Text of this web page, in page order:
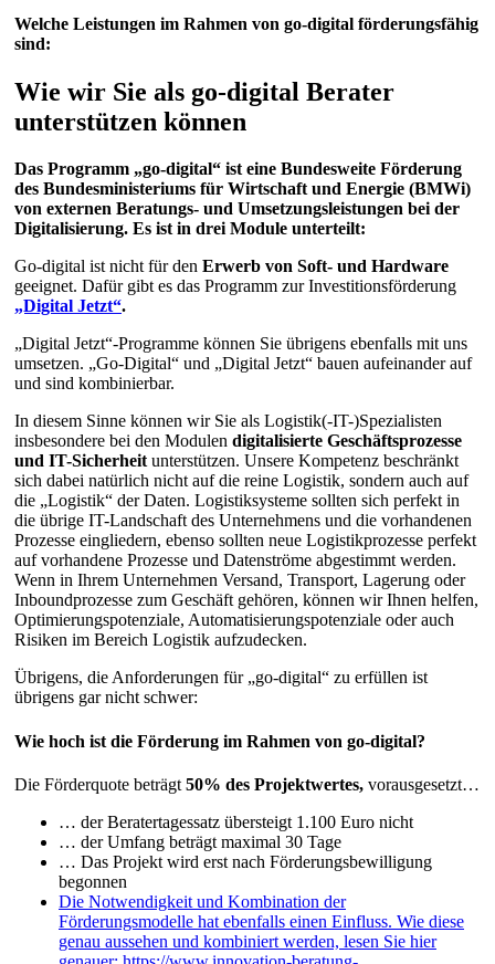
Welche Leistungen im Rahmen von go-digital förderungsfähig
sind:
Wie wir Sie als go-digital Berater
unterstützen können
Das Programm „go-digital“ ist eine Bundesweite Förderung
des Bundesministeriums für Wirtschaft und Energie (BMWi)
von externen Beratungs- und Umsetzungsleistungen bei der
Digitalisierung. Es ist in drei Module unterteilt:
Go-digital ist nicht für den Erwerb von Soft- und Hardware
geeignet. Dafür gibt es das Programm zur Investitionsförderung
„Digital Jetzt“.
„Digital Jetzt“-Programme können Sie übrigens ebenfalls mit uns
umsetzen. „Go-Digital“ und „Digital Jetzt“ bauen aufeinander auf
und sind kombinierbar.
In diesem Sinne können wir Sie als Logistik(-IT-)Spezialisten
insbesondere bei den Modulen digitalisierte Geschäftsprozesse
und IT-Sicherheit unterstützen. Unsere Kompetenz beschränkt
sich dabei natürlich nicht auf die reine Logistik, sondern auch auf
die „Logistik“ der Daten. Logistiksysteme sollten sich perfekt in
die übrige IT-Landschaft des Unternehmens und die vorhandenen
Prozesse eingliedern, ebenso sollten neue Logistikprozesse perfekt
auf vorhandene Prozesse und Datenströme abgestimmt werden.
Wenn in Ihrem Unternehmen Versand, Transport, Lagerung oder
Inboundprozesse zum Geschäft gehören, können wir Ihnen helfen,
Optimierungspotenziale, Automatisierungspotenziale oder auch
Risiken im Bereich Logistik aufzudecken.
Übrigens, die Anforderungen für „go-digital“ zu erfüllen ist
übrigens gar nicht schwer:
Wie hoch ist die Förderung im Rahmen von go-digital?
Die Förderquote beträgt 50% des Projektwertes, vorausgesetzt…
… der Beratertagessatz übersteigt 1.100 Euro nicht
… der Umfang beträgt maximal 30 Tage
… Das Projekt wird erst nach Förderungsbewilligung
begonnen
Die Notwendigkeit und Kombination der
Förderungsmodelle hat ebenfalls einen Einfluss. Wie diese
genau aussehen und kombiniert werden, lesen Sie hier